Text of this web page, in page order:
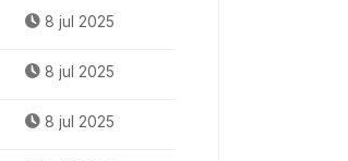
8 jul 2025
8 jul 2025
8 jul 2025